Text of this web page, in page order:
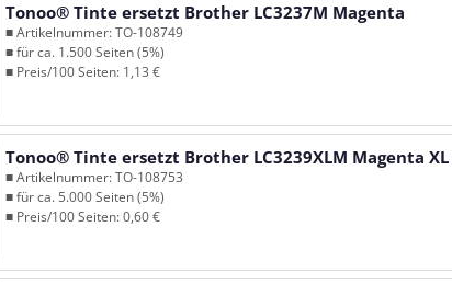
Tonoo® Tinte ersetzt Brother LC3237M Magenta
■ Artikelnummer: TO-108749
■ für ca. 1.500 Seiten (5%)
■ Preis/100 Seiten: 1,13 €
Tonoo® Tinte ersetzt Brother LC3239XLM Magenta XL
■ Artikelnummer: TO-108753
■ für ca. 5.000 Seiten (5%)
■ Preis/100 Seiten: 0,60 €